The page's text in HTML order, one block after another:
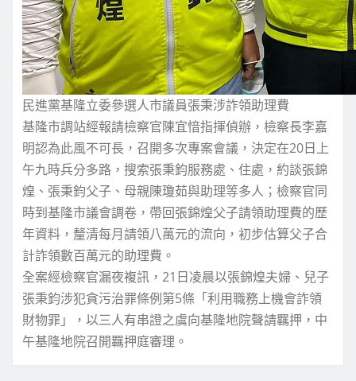
民進黨基隆立委參選人市議員張秉涉詐領助理費
基隆市調站經報請檢察官陳宜愔指揮偵辦，檢察長李嘉
明認為此風不可長，召開多次專案會議，決定在20日上
午九時兵分多路，搜索張秉鈞服務處、住處，約談張錦
煌、張秉鈞父子、母親陳瓊茹與助理等多人；檢察官同
時到基隆市議會調卷，帶回張錦煌父子請領助理費的歷
年資料，釐清每月請領八萬元的流向，初步估算父子合
計詐領數百萬元的助理費。
全案經檢察官漏夜複訊，21日凌晨以張錦煌夫婦、兒子
張秉鈞涉犯貪污治罪條例第5條「利用職務上機會詐領
財物罪」，以三人有串證之虞向基隆地院聲請羈押，中
午基隆地院召開羈押庭審理。